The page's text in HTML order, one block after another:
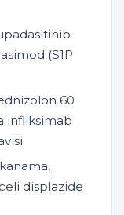
(S1P
60
infliksimab
displazide